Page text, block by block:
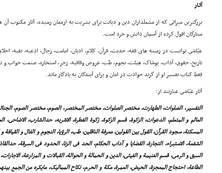
آثـار
بزرگترین میراثى که از مشعلداران دین و دیانت براى بشریت به ارمغان رسیده، آثار مکتوب
ستارگان افول کرده از آسمان دانش و خرد است.
عیّاشى توانست در زمینه هاى فقه، حدیث، قرآن، کلام، ادیان، امامت، رجال، ادعیه، تقیه،
فقط کتاب تفسیر او از گزند حوادث در امان و براى آیندگان به یادگار ماند.
آثار عیّاشى عبارتند از:
التفسیر، الصلوات، الطهارت، مختصر الصلوات، مختصر المختصر، الصوم، مختصر الصوم،
العالم و المتعلم، الدعوات، الزکوة، قسم الزکوة، زکوة الفطرة، الاشربه، حدالشارب، الاضاحى،
المسکتة، سجود القرآن، القول بین القولین، معرفة الناقلین، طب، الرؤیا، النجوم و الفال و
الشفعة، الاستبراء، التجارة، القضایا و آداب الحکام، الحد فى الزنا، الحدود فى السرقة،
السبق و الرمى، قسم الغنیمة و الفیئى، الدین و الحمالة و الحوالة، القبالات و المزارعة،
الطاعة، احتجاج المعجزة، الحیض، العمرة، مکة و الحرم، نکاح الممالیک، مایکره من الجمع